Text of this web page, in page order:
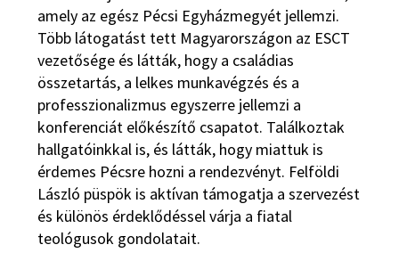
amely az egész Pécsi Egyházmegyét jellemzi.
Több látogatást tett Magyarországon az ESCT
vezetősége és látták, hogy a családias
összetartás, a lelkes munkavégzés és a
professzionalizmus egyszerre jellemzi a
konferenciát előkészítő csapatot. Találkoztak
hallgatóinkkal is, és látták, hogy miattuk is
érdemes Pécsre hozni a rendezvényt. Felföldi
László püspök is aktívan támogatja a szervezést
és különös érdeklődéssel várja a fiatal
teológusok gondolatait.